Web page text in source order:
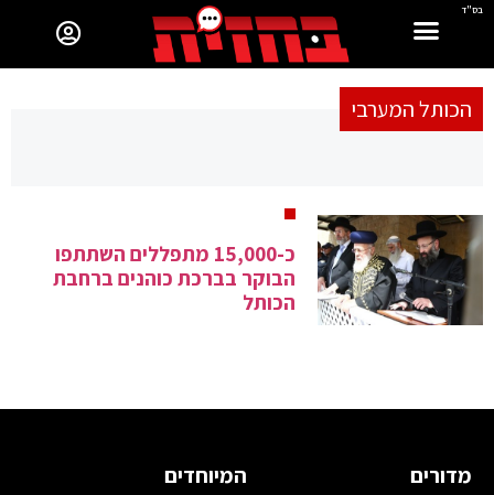
בס"ד
הכותל המערבי
כ-15,000 מתפללים השתתפו
הבוקר בברכת כוהנים ברחבת
הכותל
מדורים המיוחדים